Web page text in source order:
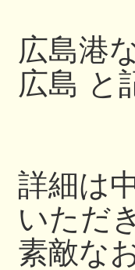
広島港
広島 と
詳細は
いただ
素敵な